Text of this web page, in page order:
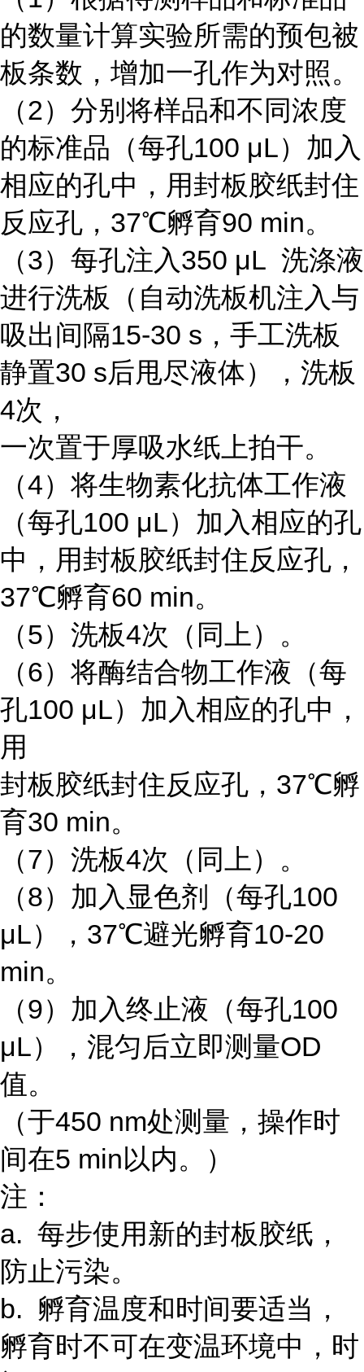
的数量计算实验所需的预包被
板条数，增加一孔作为对照。
（2）分别将样品和不同浓度
的标准品（每孔100 μL）加入
相应的孔中，用封板胶纸封住
反应孔，37℃孵育90 min。
（3）每孔注入350 μL 洗涤液
进行洗板（自动洗板机注入与
吸出间隔15-30 s，手工洗板
静置30 s后甩尽液体），洗板
4次，
一次置于厚吸水纸上拍干。
（4）将生物素化抗体工作液
（每孔100 μL）加入相应的孔
中，用封板胶纸封住反应孔，
37℃孵育60 min。
（5）洗板4次（同上）。
（6）将酶结合物工作液（每
孔100 μL）加入相应的孔中，
用
封板胶纸封住反应孔，37℃孵
育30 min。
（7）洗板4次（同上）。
（8）加入显色剂（每孔100
μL），37℃避光孵育10-20
min。
（9）加入终止液（每孔100
μL），混匀后立即测量OD
值。
（于450 nm处测量，操作时
间在5 min以内。）
注：
a. 每步使用新的封板胶纸，
防止污染。
b. 孵育温度和时间要适当，
孵育时不可在变温环境中，时